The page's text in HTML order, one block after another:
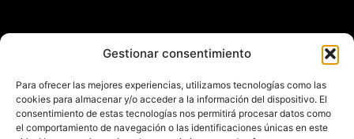
Gestionar consentimiento
Para ofrecer las mejores experiencias, utilizamos tecnologías como las
cookies para almacenar y/o acceder a la información del dispositivo. El
consentimiento de estas tecnologías nos permitirá procesar datos como
el comportamiento de navegación o las identificaciones únicas en este
Subscríbete ao noso
boletín
Mantente informado das últimas novidades e
actividades do municipio. Subscríbete agora e